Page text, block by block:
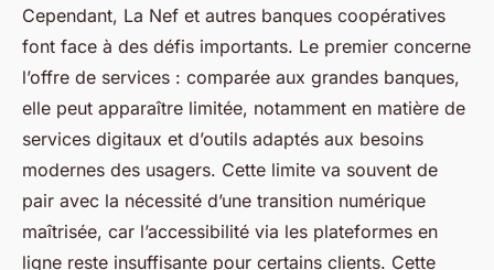
Cependant, La Nef et autres banques coopératives
font face à des défis importants. Le premier concerne
l’offre de services : comparée aux grandes banques,
elle peut apparaître limitée, notamment en matière de
services digitaux et d’outils adaptés aux besoins
modernes des usagers. Cette limite va souvent de
pair avec la nécessité d’une transition numérique
maîtrisée, car l’accessibilité via les plateformes en
ligne reste insuffisante pour certains clients. Cette